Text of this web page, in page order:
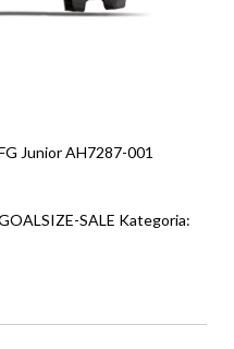
Junior AH7287-001
SALE Kategoria: